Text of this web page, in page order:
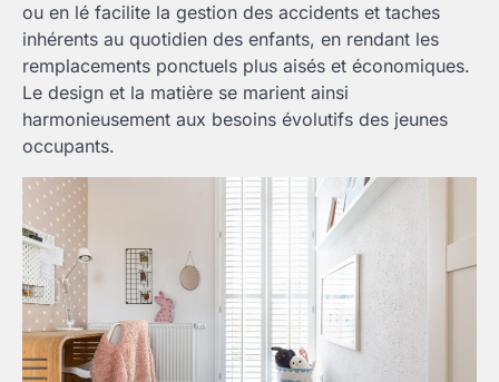
ou en lé facilite la gestion des accidents et taches
inhérents au quotidien des enfants, en rendant les
remplacements ponctuels plus aisés et économiques.
Le design et la matière se marient ainsi
harmonieusement aux besoins évolutifs des jeunes
occupants.